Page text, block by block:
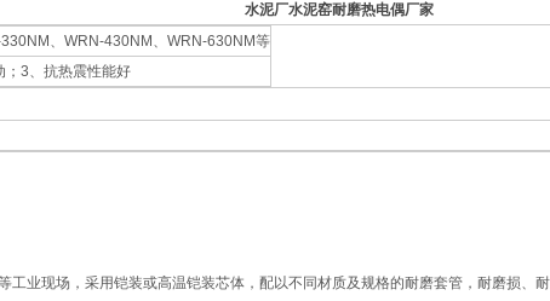
水泥厂水泥窑耐磨热电偶厂家
、WRN-430NM、WRN-630NM等
；3、抗热震性能好
工业现场，采用铠装或高温铠装芯体，配以不同材质及规格的耐磨套管，耐磨损、